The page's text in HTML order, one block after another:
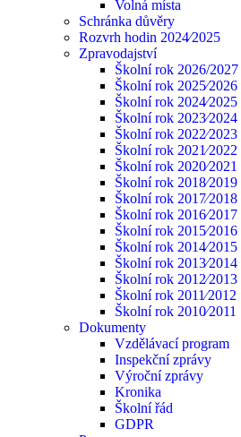
Volná místa
Schránka důvěry
Rozvrh hodin 2024⁄2025
Zpravodajství
Školní rok 2026/2027
Školní rok 2025⁄2026
Školní rok 2024⁄2025
Školní rok 2023⁄2024
Školní rok 2022⁄2023
Školní rok 2021⁄2022
Školní rok 2020⁄2021
Školní rok 2018⁄2019
Školní rok 2017⁄2018
Školní rok 2016⁄2017
Školní rok 2015⁄2016
Školní rok 2014⁄2015
Školní rok 2013⁄2014
Školní rok 2012⁄2013
Školní rok 2011⁄2012
Školní rok 2010⁄2011
Dokumenty
Vzdělávací program
Inspekční zprávy
Výroční zprávy
Kronika
Školní řád
GDPR